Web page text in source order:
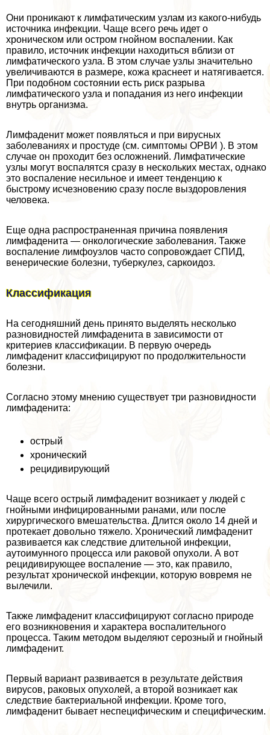
Они проникают к лимфатическим узлам из какого-нибудь
источника инфекции. Чаще всего речь идет о
хроническом или остром гнойном воспалении. Как
правило, источник инфекции находиться вблизи от
лимфатического узла. В этом случае узлы значительно
увеличиваются в размере, кожа краснеет и натягивается.
При подобном состоянии есть риск разрыва
лимфатического узла и попадания из него инфекции
внутрь организма.
Лимфаденит может появляться и при вирусных
заболеваниях и простуде (см. симптомы ОРВИ ). В этом
случае он проходит без осложнений. Лимфатические
узлы могут воспалятся сразу в нескольких местах, однако
это воспаление несильное и имеет тенденцию к
быстрому исчезновению сразу после выздоровления
человека.
Еще одна распространенная причина появления
лимфаденита — oнкoлoгические заболевания. Также
воспаление лимфоузлов часто сопровождает СПИД,
венерические болезни, туберкулез, саркоидоз.
Классификация
На сегодняшний день принято выделять несколько
разновидностей лимфаденита в зависимости от
критериев классификации. В первую очередь
лимфаденит классифицируют по продолжительности
болезни.
Согласно этому мнению существует три разновидности
лимфаденита:
острый
хронический
рецидивирующий
Чаще всего острый лимфаденит возникает у людей с
гнойными инфицированными ранами, или после
хирургического вмешательства. Длится около 14 дней и
протекает довольно тяжело. Хронический лимфаденит
развивается как следствие длительной инфекции,
аутоимунного процесса или paковой опухоли. А вот
рецидивирующее воспаление — это, как правило,
результат хронической инфекции, которую вовремя не
вылечили.
Также лимфаденит классифицируют согласно природе
его возникновения и хаpaктера воспалительного
процесса. Таким методом выделяют серозный и гнойный
лимфаденит.
Первый вариант развивается в результате действия
вирусов, paковых опухолей, а второй возникает как
следствие бактериальной инфекции. Кроме того,
лимфаденит бывает неспецифическим и специфическим.